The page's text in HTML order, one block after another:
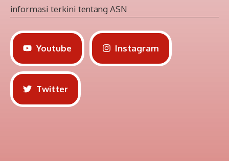
informasi terkini tentang ASN
Youtube Instagram
Twitter